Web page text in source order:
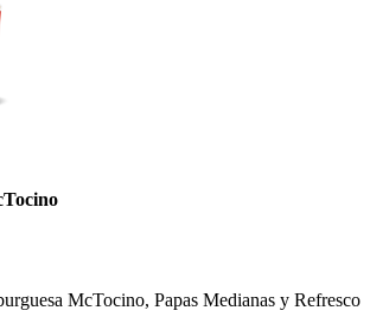
McTocino, Papas Medianas y Refresco